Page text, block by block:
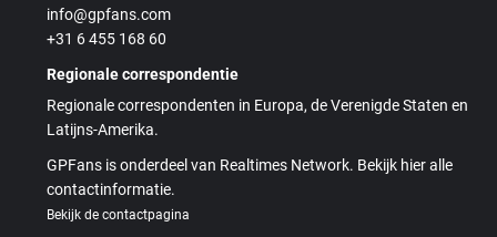
info@gpfans.com
+31 6 455 168 60
Regionale correspondentie
Regionale correspondenten in Europa, de Verenigde Staten en
Latijns-Amerika.
GPFans is onderdeel van Realtimes Network. Bekijk hier alle
contactinformatie.
Bekijk de contactpagina